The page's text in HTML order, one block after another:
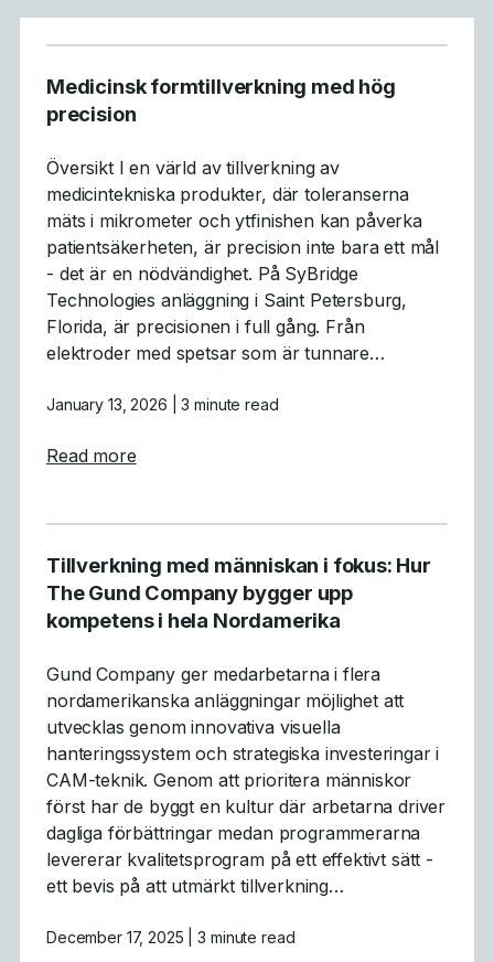
Medicinsk formtillverkning med hög
precision
Översikt I en värld av tillverkning av
medicintekniska produkter, där toleranserna
mäts i mikrometer och ytfinishen kan påverka
patientsäkerheten, är precision inte bara ett mål
- det är en nödvändighet. På SyBridge
Technologies anläggning i Saint Petersburg,
Florida, är precisionen i full gång. Från
elektroder med spetsar som är tunnare…
January 13, 2026 | 3 minute read
Read moreabout Medicinsk formtillverkning med hög
Tillverkning med människan i fokus: Hur
The Gund Company bygger upp
kompetens i hela Nordamerika
Gund Company ger medarbetarna i flera
nordamerikanska anläggningar möjlighet att
utvecklas genom innovativa visuella
hanteringssystem och strategiska investeringar i
CAM-teknik. Genom att prioritera människor
först har de byggt en kultur där arbetarna driver
dagliga förbättringar medan programmerarna
levererar kvalitetsprogram på ett effektivt sätt -
ett bevis på att utmärkt tillverkning…
December 17, 2025 | 3 minute read